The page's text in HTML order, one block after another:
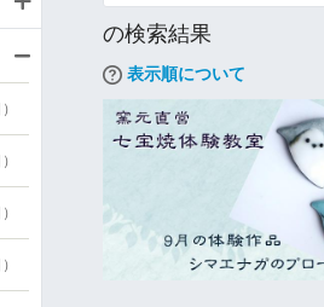
の検索結果
表示順について